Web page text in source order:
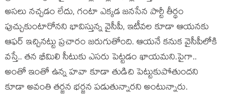
అస‌లు న‌చ్చ‌డం లేదు, గంటా ఎక్క‌డ జ‌న‌సేన పార్టీ తీర్థం
పుచ్చుకుంటారోన‌ని భావిస్తున్న వైసీపీ, ఇటీవ‌ల కూడా ఆయ‌న‌కు
ఆఫ‌ర్ ఇచ్చిన‌ట్టు ప్ర‌చారం జ‌రుగుతోంది. ఆయ‌నే క‌నుక వైసీపీలోకి
వ‌స్తే.. త‌న భీమిలి సీటుకు ఎస‌రు పెట్ట‌డం ఖాయ‌మ‌ని.పైగా..
అంతో ఇంతో ఉన్న హ‌వా కూడా తుడిచి పెట్టుకుపోతుంద‌ని
కూడా అవంతి త‌ర్జ‌న భ‌ర్జ‌న ప‌డుతున్నార‌ని అంటున్నారు.